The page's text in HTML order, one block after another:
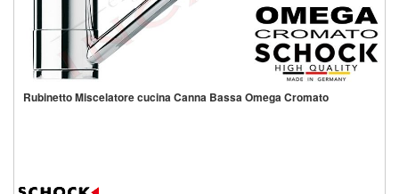
Rubinetto Miscelatore cucina Canna Bassa Omega Cromato